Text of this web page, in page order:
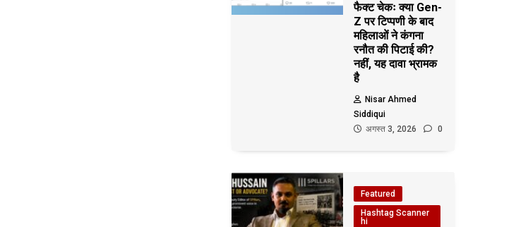
फैक्ट चेकः क्या Gen-
Z पर टिप्पणी के बाद
महिलाओं ने कंगना
रनौत की पिटाई की?
नहीं, यह दावा भ्रामक
है
Nisar Ahmed
Siddiqui
अगस्त 3, 2026
0
Featured
Hashtag Scanner
hi